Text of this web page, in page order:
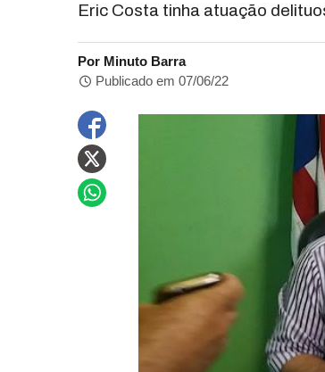
Eric Costa tinha atuação
Por Minuto Barra
Publicado em 07/06/22